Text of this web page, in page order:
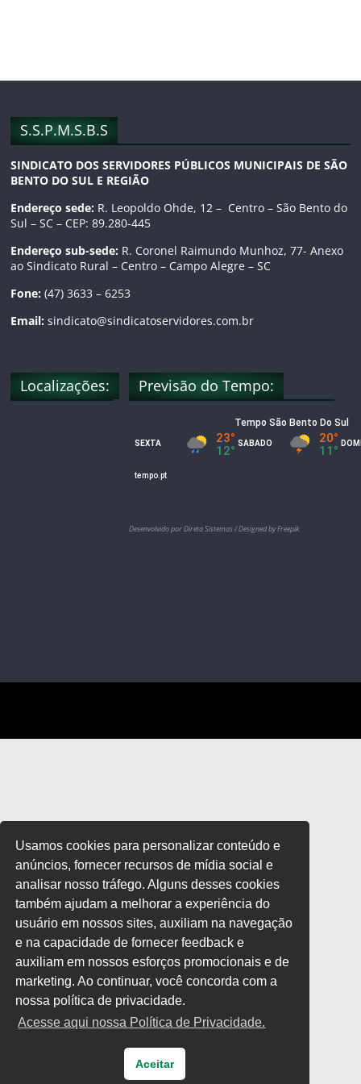
o
o
k
g
r
a
b
C
n
n
l
S.S.P.M.S.B.S
SINDICATO DOS SERVIDORES PÚBLICOS MUNICIPAIS DE SÃO
BENTO DO SUL E REGIÃO
Endereço sede: R. Leopoldo Ohde, 12 – Centro – São Bento do
Sul – SC – CEP: 89.280-445
Endereço sub-sede: R. Coronel Raimundo Munhoz, 77- Anexo
ao Sindicato Rural – Centro – Campo Alegre – SC
Fone:(47) 3633 – 6253
Email:sindicato@sindicatoservidores.com.br
Localizações: Previsão do Tempo:
Desenvolvido por Direta Sistemas /Designed by Freepik
Usamos cookies para personalizar conteúdo e
anúncios, fornecer recursos de mídia social e
analisar nosso tráfego. Alguns desses cookies
também ajudam a melhorar a experiência do
usuário em nossos sites, auxiliam na navegação
e na capacidade de fornecer feedback e
auxiliam em nossos esforços promocionais e de
marketing. Ao continuar, você concorda com a
nossa política de privacidade.
Acesse aqui nossa Política de Privacidade.
Aceitar